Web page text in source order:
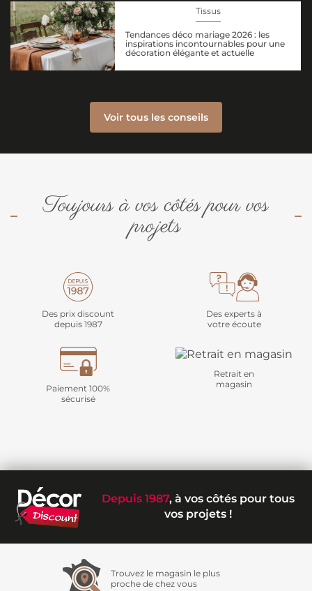
Tissus
Tendances déco mariage 2026 : les
inspirations incontournables pour une
décoration élégante et actuelle
Voir tous les conseils
Toujours à vos côtés pour vos
projets
Des prix discount
depuis 1987
Des experts à
votre écoute
Paiement 100%
sécurisé
Retrait en
magasin
Depuis 1987, à vos côtés pour tous
vos projets !
Trouvez le magasin le plus
proche de chez vous